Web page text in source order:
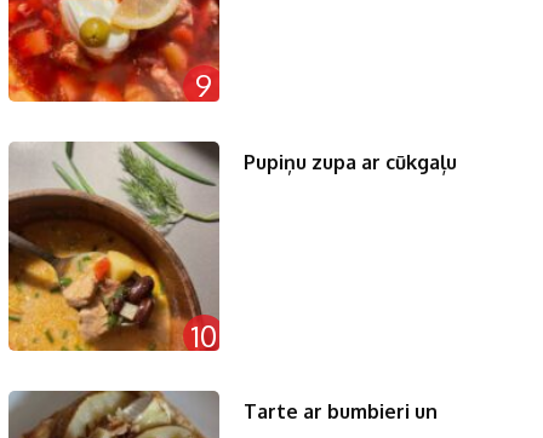
9
10
Pupiņu zupa ar cūkgaļu
Tarte ar bumbieri un